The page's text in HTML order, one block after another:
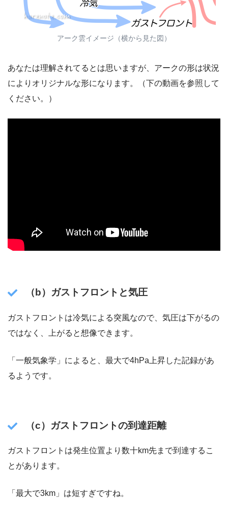
アーク雲イメージ（横から見た図）
あなたは理解されてるとは思いますが、アークの形は状況
によりオリジナルな形になります。（下の動画を参照して
ください。）
（b）ガストフロントと気圧
ガストフロントは冷気による突風なので、気圧は下がるの
ではなく、上がると想像できます。
「一般気象学」によると、最大で4hPa上昇した記録があ
るようです。
（c）ガストフロントの到達距離
ガストフロントは発生位置より数十km先まで到達するこ
とがあります。
「最大で3km」は短すぎですね。